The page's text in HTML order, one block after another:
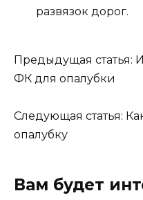
развязок дорог.
Предыдущая статья:
ФК для опалубки
Следующая статья:
опалубку
Вам будет